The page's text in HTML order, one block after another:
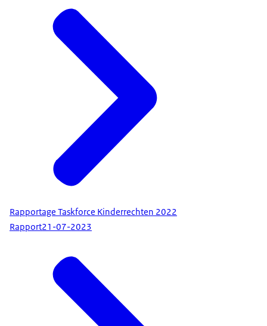
Rapportage Taskforce Kinderrechten 2022
Rapport21-07-2023